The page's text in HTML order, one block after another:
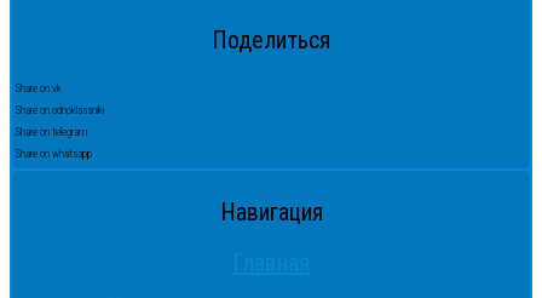
Поделиться
Share on vk
Share on odnoklassniki
Share on telegram
Share on whatsapp
Навигация
Главная